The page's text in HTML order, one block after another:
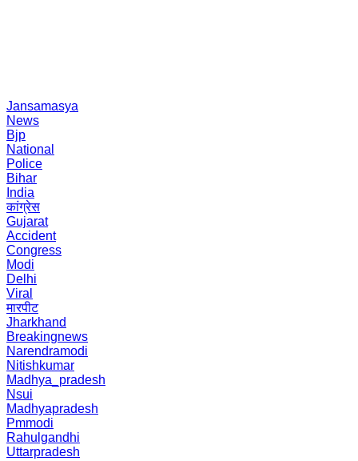
Jansamasya
News
Bjp
National
Police
Bihar
India
कांग्रेस
Gujarat
Accident
Congress
Modi
Delhi
Viral
मारपीट
Jharkhand
Breakingnews
Narendramodi
Nitishkumar
Madhya_pradesh
Nsui
Madhyapradesh
Pmmodi
Rahulgandhi
Uttarpradesh